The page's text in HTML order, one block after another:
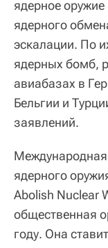
ядерное
ядерного
эскалации. По
ядерных бомб,
авиабазах в
Бельгии и
заявлений.
ядерного
Abolish Nuclear
общественная
году. Она